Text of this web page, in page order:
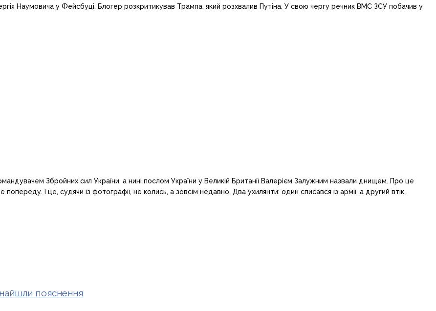
Наумовича у Фейсбуці. Блогер розкритикував Трампа, який розхвалив Путіна. У свою чергу речник ВМС ЗСУ побачив у
Збройних сил України, а нині послом України у Великій Британії Валерієм Залужним назвали днищем. Про це
І це, судячи із фотографії, не колись, а зовсім недавно. Два ухилянти: один списався із армії ,а другий втік…
пояснення